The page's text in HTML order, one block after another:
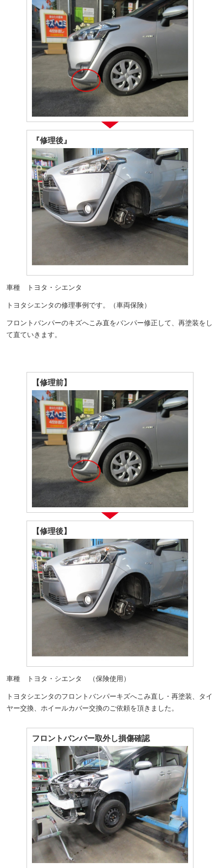
『修理後』
車種 トヨタ・シエンタ
トヨタシエンタの修理事例です。（車両保険）
フロントバンパーのキズへこみ直をバンパー修正して、再塗装をし
て直ていきます。
【修理前】
【修理後】
車種 トヨタ・シエンタ （保険使用）
トヨタシエンタのフロントバンパーキズへこみ直し・再塗装、タイ
ヤー交換、ホイールカバー交換のご依頼を頂きました。
フロントバンパー取外し損傷確認